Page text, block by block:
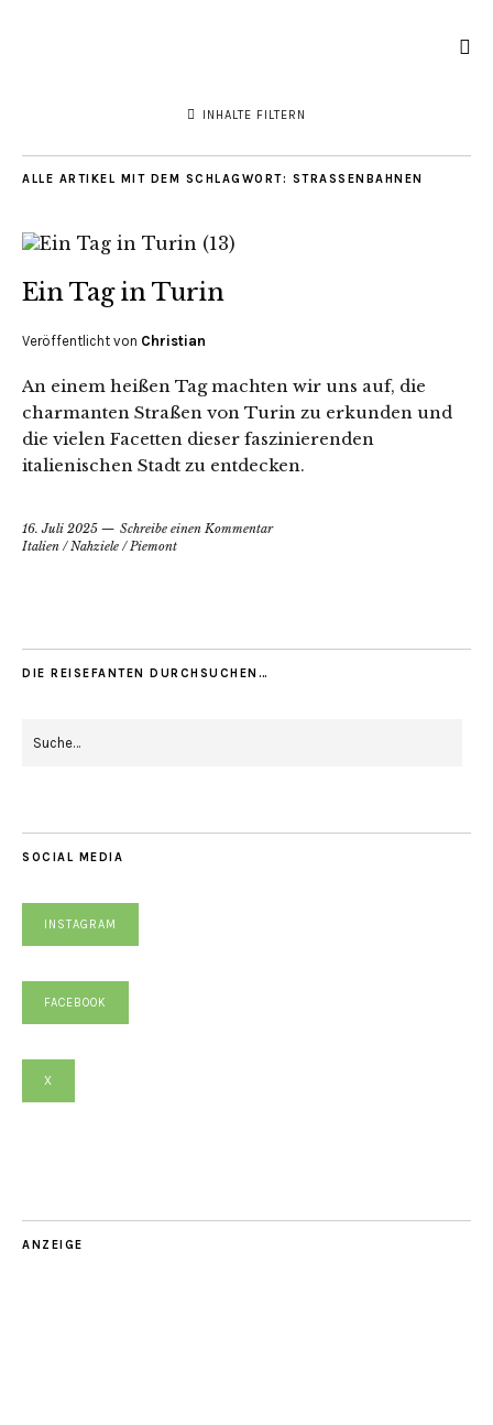
INHALTE FILTERN
ALLE ARTIKEL MIT DEM SCHLAGWORT: STRASSENBAHNEN
Ein Tag in Turin
Veröffentlicht von Christian
An einem heißen Tag machten wir uns auf, die
charmanten Straßen von Turin zu erkunden und
die vielen Facetten dieser faszinierenden
italienischen Stadt zu entdecken.
16. Juli 2025
Schreibe einen Kommentar
Italien /Nahziele /Piemont
DIE REISEFANTEN DURCHSUCHEN…
SOCIAL MEDIA
INSTAGRAM
FACEBOOK
X
ANZEIGE